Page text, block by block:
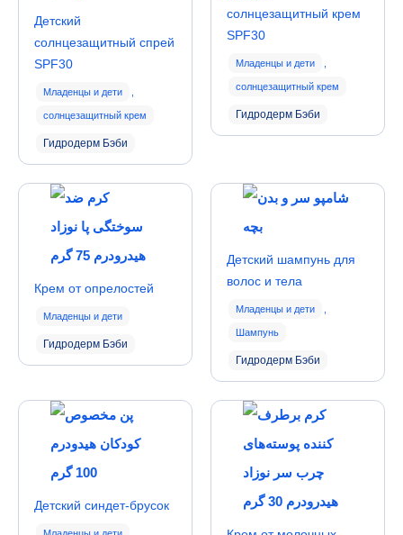
Детский
солнцезащитный спрей
SPF30
Младенцы и дети
солнцезащитный крем
Гидродерм Бэби
солнцезащитный крем
SPF30
Младенцы и дети
солнцезащитный крем
Гидродерм Бэби
Крем от опрелостей
Младенцы и дети
Гидродерм Бэби
Детский шампунь для
волос и тела
Младенцы и дети
Шампунь
Гидродерм Бэби
Детский синдет-брусок